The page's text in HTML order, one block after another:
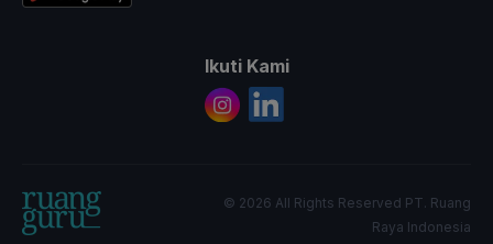
Ikuti Kami
© 2026 All Rights Reserved PT. Ruang
Raya Indonesia